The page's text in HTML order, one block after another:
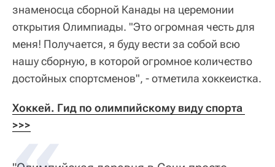
знаменосца сборной Канады на церемонии
открытия Олимпиады. "Это огромная честь для
меня! Получается, я буду вести за собой всю
нашу сборную, в которой огромное количество
достойных спортсменов", - отметила хоккеистка.
Хоккей. Гид по олимпийскому виду спорта
>>>